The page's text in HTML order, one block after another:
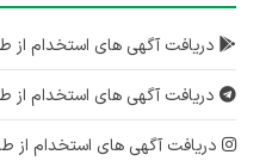
دریافت آگهی های استخدام از
دریافت آگهی های استخدام از
دریافت آگهی های استخدام از